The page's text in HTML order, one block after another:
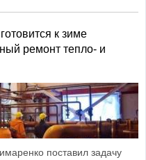
к зиме
ремонт тепло- и
поставил задачу